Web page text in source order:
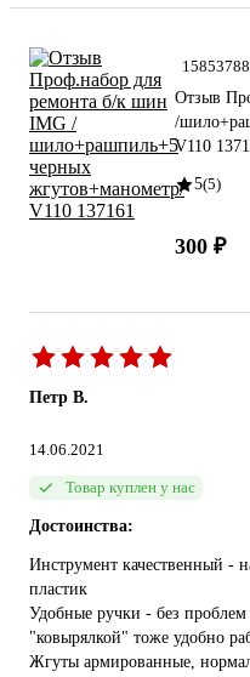
15853788
Отзыв
/
V110
5(5)
300 ₽
Петр В.
14.06.2021
Товар куплен у нас
Достоинства:
Инструмент качественный -
пластик
Удобные ручки - без проблем
"ковырялкой" тоже удобно
Жгуты армированные,